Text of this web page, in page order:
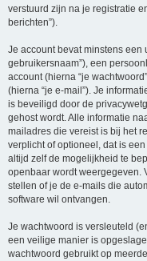
verstuurd zijn na je registratie
berichten”).
Je account bevat minstens een
gebruikersnaam”), een
account (hierna “je
(hierna “je e-mail”). Je
is beveiligd door de
gehost wordt. Alle informatie
mailadres die vereist is bij het
verplicht of optioneel, dat is
altijd zelf de mogelijkheid te
openbaar wordt weergegeven.
stellen of je de e-mails die
software wil ontvangen.
Je wachtwoord is versleuteld
een veilige manier is
wachtwoord gebruikt op